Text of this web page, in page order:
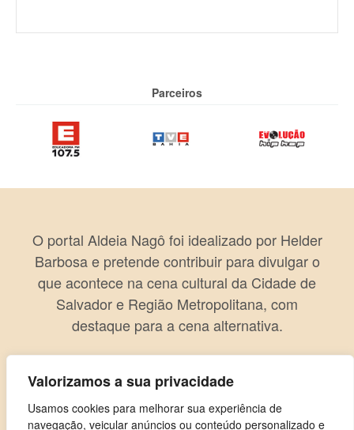
Valorizamos a sua privacidade
Usamos cookies para melhorar sua experiência de
navegação, veicular anúncios ou conteúdo personalizado e
Parceiros
O portal Aldeia Nagô foi idealizado por Helder
Barbosa e pretende contribuir para divulgar o
que acontece na cena cultural da Cidade de
Salvador e Região Metropolitana, com
destaque para a cena alternativa.